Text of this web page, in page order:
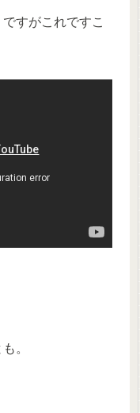
すがこれですこ
。